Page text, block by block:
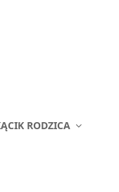
RODZICA